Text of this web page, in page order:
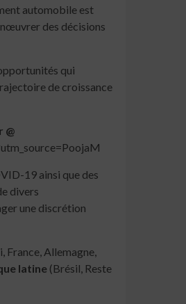
automobile est
des décisions
qui
de croissance
@
19 ainsi que des
divers
une discrétion
France, Allemagne,
latine (Brésil, Reste